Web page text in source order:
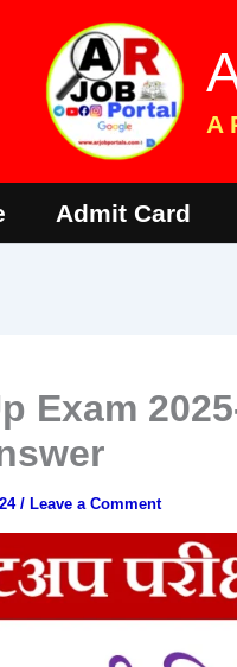
A
Admit Card
Exam
/ Leave a Comment